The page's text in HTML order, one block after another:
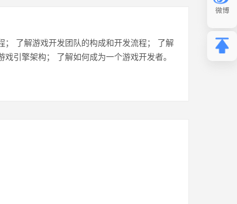
； 了解游戏开发团队的构成和开发流程； 了解
戏引擎架构； 了解如何成为一个游戏开发者。